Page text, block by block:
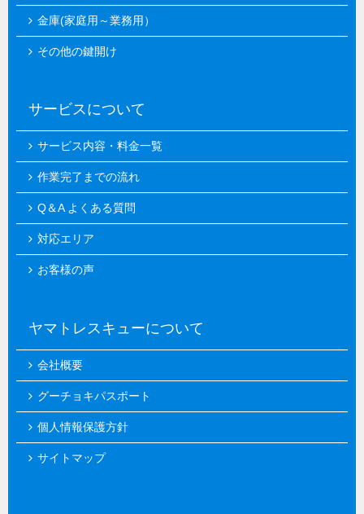
金庫(家庭用～業務用）
その他の鍵開け
サービスについて
サービス内容・料金一覧
作業完了までの流れ
Q＆A よくある質問
対応エリア
お客様の声
ヤマトレスキューについて
会社概要
グーチョキパスポート
個人情報保護方針
サイトマップ